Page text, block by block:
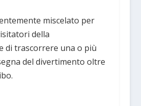
miscelato per
della
di trascorrere una o più
del divertimento oltre